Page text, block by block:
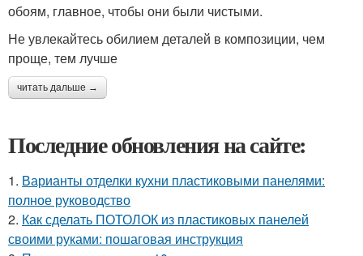
обоям, главное, чтобы они были чистыми.
Не увлекайтесь обилием деталей в композиции, чем
проще, тем лучше
читать дальше →
Последние обновления на сайте:
1. Варианты отделки кухни пластиковыми панелями:
полное руководство
2. Как сделать ПОТОЛОК из пластиковых панелей
своими руками: пошаговая инструкция